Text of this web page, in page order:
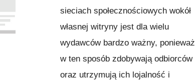
sieciach społecznościowych wokół
własnej witryny jest dla wielu
wydawców bardzo ważny, ponieważ
w ten sposób zdobywają odbiorców
oraz utrzymują ich lojalność i